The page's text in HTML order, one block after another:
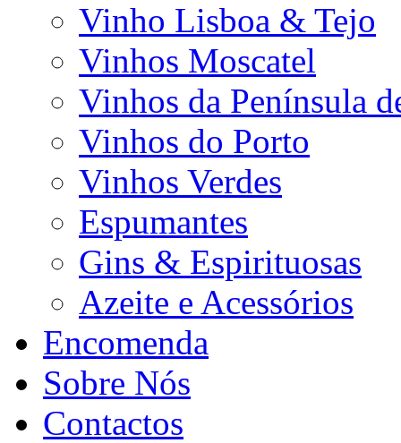
Vinho Lisboa & Tejo
Vinhos Moscatel
Vinhos da Península
Vinhos do Porto
Vinhos Verdes
Espumantes
Gins & Espirituosas
Azeite e Acessórios
Encomenda
Sobre Nós
Contactos